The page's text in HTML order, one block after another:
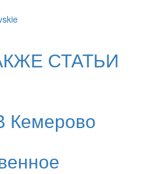
СТАТЬИ
Кемерово